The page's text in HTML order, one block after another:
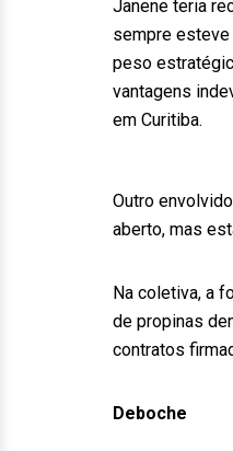
Janene teria
sempre esteve
peso
vantagens
em Curitiba.
Outro
aberto, mas
Na coletiva, a
de propinas
contratos
Deboche